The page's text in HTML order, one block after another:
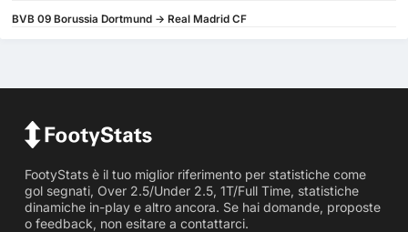
BVB 09 Borussia Dortmund -> Real Madrid CF
FootyStats è il tuo miglior riferimento per statistiche come
gol segnati, Over 2.5/Under 2.5, 1T/Full Time, statistiche
dinamiche in-play e altro ancora. Se hai domande, proposte
o feedback, non esitare a contattarci.